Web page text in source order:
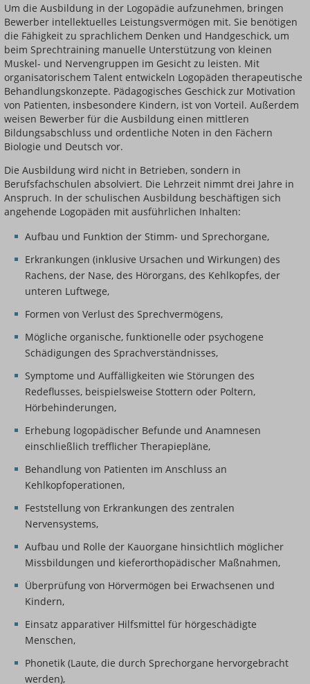
Um die Ausbildung in der Logopädie aufzunehmen, bringen
Bewerber intellektuelles Leistungsvermögen mit. Sie benötigen
die Fähigkeit zu sprachlichem Denken und Handgeschick, um
beim Sprechtraining manuelle Unterstützung von kleinen
Muskel- und Nervengruppen im Gesicht zu leisten. Mit
organisatorischem Talent entwickeln Logopäden therapeutische
Behandlungskonzepte. Pädagogisches Geschick zur Motivation
von Patienten, insbesondere Kindern, ist von Vorteil. Außerdem
weisen Bewerber für die Ausbildung einen mittleren
Bildungsabschluss und ordentliche Noten in den Fächern
Biologie und Deutsch vor.
Die Ausbildung wird nicht in Betrieben, sondern in
Berufsfachschulen absolviert. Die Lehrzeit nimmt drei Jahre in
Anspruch. In der schulischen Ausbildung beschäftigen sich
angehende Logopäden mit ausführlichen Inhalten:
Aufbau und Funktion der Stimm- und Sprechorgane,
Erkrankungen (inklusive Ursachen und Wirkungen) des
Rachens, der Nase, des Hörorgans, des Kehlkopfes, der
unteren Luftwege,
Formen von Verlust des Sprechvermögens,
Mögliche organische, funktionelle oder psychogene
Schädigungen des Sprachverständnisses,
Symptome und Auffälligkeiten wie Störungen des
Redeflusses, beispielsweise Stottern oder Poltern,
Hörbehinderungen,
Erhebung logopädischer Befunde und Anamnesen
einschließlich trefflicher Therapiepläne,
Behandlung von Patienten im Anschluss an
Kehlkopfoperationen,
Feststellung von Erkrankungen des zentralen
Nervensystems,
Aufbau und Rolle der Kauorgane hinsichtlich möglicher
Missbildungen und kieferorthopädischer Maßnahmen,
Überprüfung von Hörvermögen bei Erwachsenen und
Kindern,
Einsatz apparativer Hilfsmittel für hörgeschädigte
Menschen,
Phonetik (Laute, die durch Sprechorgane hervorgebracht
werden),